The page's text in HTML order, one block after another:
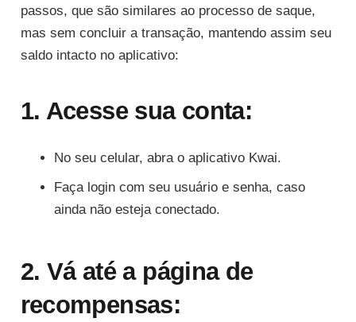
passos, que são similares ao processo de saque,
mas sem concluir a transação, mantendo assim seu
saldo intacto no aplicativo:
1. Acesse sua conta:
No seu celular, abra o aplicativo Kwai.
Faça login com seu usuário e senha, caso
ainda não esteja conectado.
2. Vá até a página de
recompensas: